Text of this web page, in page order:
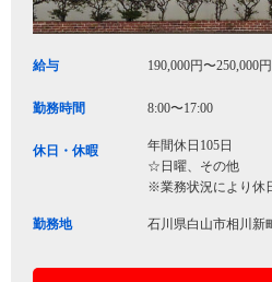
給与 190,000円〜250,000円
勤務時間 8:00〜17:00
休日・休暇
年間休日105日
☆日曜、その他
※業務状況により休
勤務地 石川県白山市相川新